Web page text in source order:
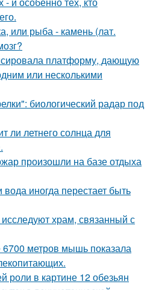
или рыба - камень (лат.
платформу, дающую
или несколькими
биологический радар под
ли летнего солнца для
произошли на базе отдыха
иногда перестает быть
храм, связанный с
метров мышь показала
роли в картине 12 обезьян